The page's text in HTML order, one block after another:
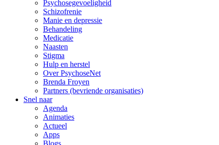
Psychosegevoeligheid
Schizofrenie
Manie en depressie
Behandeling
Medicatie
Naasten
Stigma
Hulp en herstel
Over PsychoseNet
Brenda Froyen
Partners (bevriende organisaties)
Snel naar
Agenda
Animaties
Actueel
Apps
Blogs